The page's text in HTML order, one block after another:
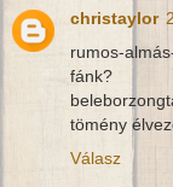
christaylor
rumos-
fánk?
tömény
Válasz